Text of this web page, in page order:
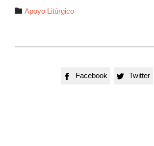
 Autor
Apoyo Litúrgico
 Facebook  Twitter